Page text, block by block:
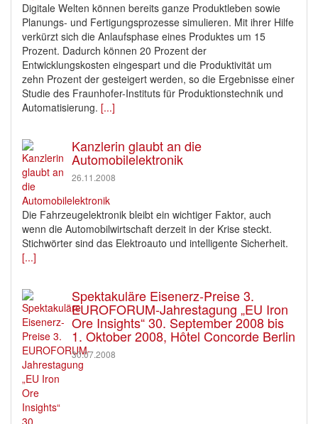
Digitale Welten können bereits ganze Produktleben sowie
Planungs- und Fertigungsprozesse simulieren. Mit ihrer Hilfe
verkürzt sich die Anlaufsphase eines Produktes um 15
Prozent. Dadurch können 20 Prozent der
Entwicklungskosten eingespart und die Produktivität um
zehn Prozent der gesteigert werden, so die Ergebnisse einer
Studie des Fraunhofer-Instituts für Produktionstechnik und
Automatisierung. [...]
Kanzlerin glaubt an die
Automobilelektronik
26.11.2008
Die Fahrzeugelektronik bleibt ein wichtiger Faktor, auch
wenn die Automobilwirtschaft derzeit in der Krise steckt.
Stichwörter sind das Elektroauto und intelligente Sicherheit.
[...]
Spektakuläre Eisenerz-Preise 3.
EUROFORUM-Jahrestagung „EU Iron
Ore Insights“ 30. September 2008 bis
1. Oktober 2008, Hôtel Concorde Berlin
30.07.2008